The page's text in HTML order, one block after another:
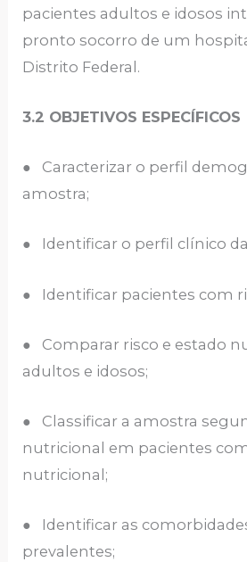
pacientes adultos e idosos
pronto socorro de um
Distrito Federal.
3.2 OBJETIVOS ESPECÍFICOS
● Caracterizar o perfil
amostra;
● Identificar o perfil clínico
● Identificar pacientes com
● Comparar risco e estado
adultos e idosos;
● Classificar a amostra
nutricional em pacientes
nutricional;
● Identificar as
prevalentes;